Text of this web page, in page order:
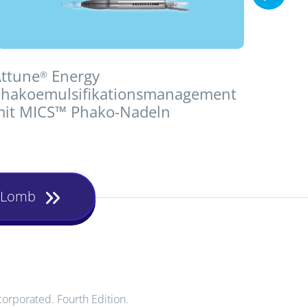
® Energy
MICS™ Phako-Nadeln
Fourth Edition.